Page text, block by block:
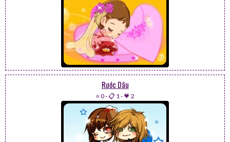
Rước Dâu
⭐ 0-📋 1-💗 2